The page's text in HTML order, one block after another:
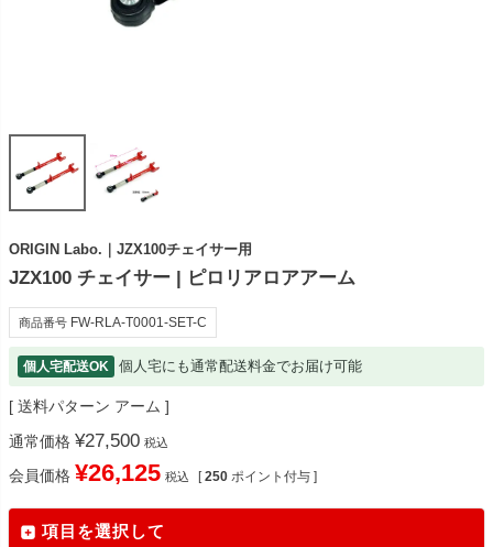
ORIGIN Labo.｜JZX100チェイサー用
JZX100 チェイサー | ピロリアロアアーム
商品番号 FW-RLA-T0001-SET-C
個人宅配送OK 個人宅にも通常配送料金でお届け可能
送料パターン アーム
通常価格 ¥27,500 税込
会員価格 ¥26,125 税込 [ 250 ポイント付与 ]
項目を選択して